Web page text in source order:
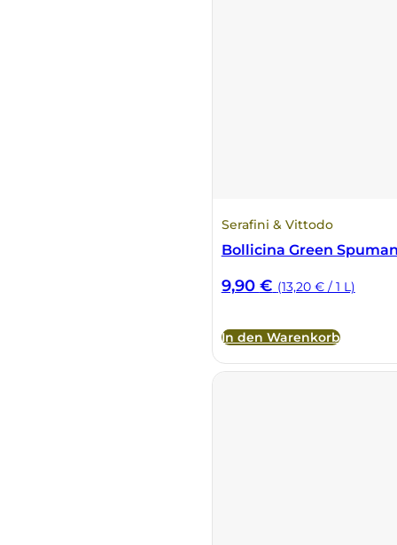
Serafini & Vittodo
Bollicina Green
9,90 € (13,20 € / 1 L)
In den Warenkorb